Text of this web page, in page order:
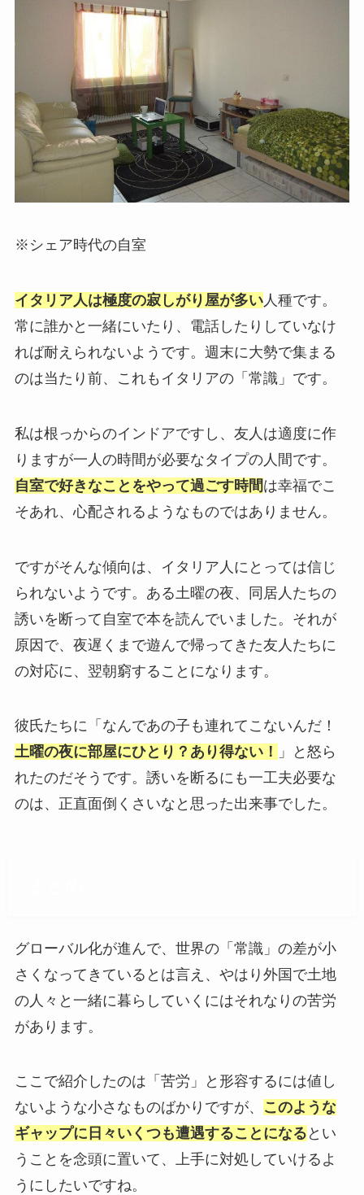
※シェア時代の自室
イタリア人は極度の寂しがり屋が多い人種です。
常に誰かと一緒にいたり、電話したりしていなけ
れば耐えられないようです。週末に大勢で集まる
のは当たり前、これもイタリアの「常識」です。
私は根っからのインドアですし、友人は適度に作
りますが一人の時間が必要なタイプの人間です。
自室で好きなことをやって過ごす時間は幸福でこ
そあれ、心配されるようなものではありません。
ですがそんな傾向は、イタリア人にとっては信じ
られないようです。ある土曜の夜、同居人たちの
誘いを断って自室で本を読んでいました。それが
原因で、夜遅くまで遊んで帰ってきた友人たちに
の対応に、翌朝窮することになります。
彼氏たちに「なんであの子も連れてこないんだ！
土曜の夜に部屋にひとり？あり得ない！
」と怒ら
れたのだそうです。誘いを断るにも一工夫必要な
のは、正直面倒くさいなと思った出来事でした。
グローバル化が進んで、世界の「常識」の差が小
さくなってきているとは言え、やはり外国で土地
の人々と一緒に暮らしていくにはそれなりの苦労
があります。
ここで紹介したのは「苦労」と形容するには値し
ないような小さなものばかりですが、
このような
ギャップに日々いくつも遭遇することになる とい
うことを念頭に置いて、上手に対処していけるよ
うにしたいですね。